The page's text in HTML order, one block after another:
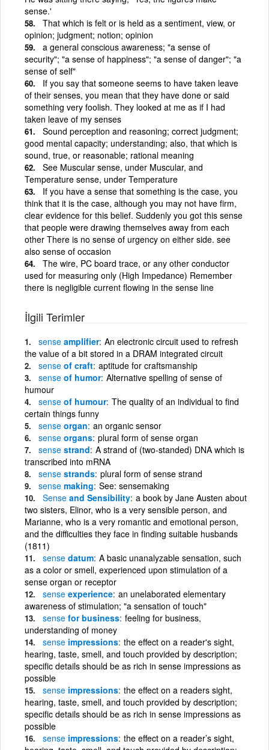
sense.'
That which is felt or is held as a sentiment, view, or
opinion; judgment; notion; opinion
a general conscious awareness; "a sense of
security"; "a sense of happiness"; "a sense of danger"; "a
sense of self"
If you say that someone seems to have taken leave
of their senses, you mean that they have done or said
something very foolish. They looked at me as if I had
taken leave of my senses
Sound perception and reasoning; correct judgment;
good mental capacity; understanding; also, that which is
sound, true, or reasonable; rational meaning
See Muscular sense, under Muscular, and
Temperature sense, under Temperature
If you have a sense that something is the case, you
think that it is the case, although you may not have firm,
clear evidence for this belief. Suddenly you got this sense
that people were drawing themselves away from each
other There is no sense of urgency on either side. see
also sense of occasion
The wire, PC board trace, or any other conductor
used for measuring only (High Impedance) Remember
there is negligible current flowing in the sense line
İlgili Terimler
sense amplifier An electronic circuit used to refresh
the value of a bit stored in a DRAM integrated circuit
sense of craft aptitude for craftsmanship
sense of humor Alternative spelling of sense of
humour
sense of humour The quality of an individual to find
certain things funny
sense organ an organic sensor
sense organs plural form of sense organ
sense strand A strand of (two-standed) DNA which is
transcribed into mRNA
sense strands plural form of sense strand
sense making See: sensemaking
Sense and Sensibility a book by Jane Austen about
two sisters, Elinor, who is a very sensible person, and
Marianne, who is a very romantic and emotional person,
and the difficulties they face in finding suitable husbands
(1811)
sense datum A basic unanalyzable sensation, such
as a color or smell, experienced upon stimulation of a
sense organ or receptor
sense experience an unelaborated elementary
awareness of stimulation; "a sensation of touch"
sense for business feeling for business,
understanding of money
sense impressions the effect on a reader's sight,
hearing, taste, smell, and touch provided by description;
specific details should be as rich in sense impressions as
possible
sense impressions the effect on a readers sight,
hearing, taste, smell, and touch provided by description;
specific details should be as rich in sense impressions as
possible
sense impressions the effect on a reader’s sight,